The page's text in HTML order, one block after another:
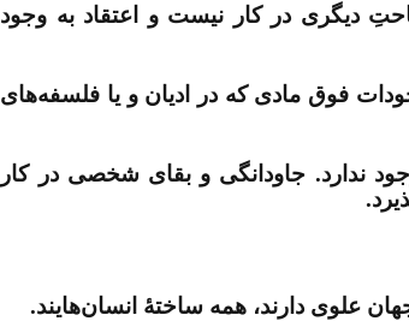
دیگری در کار نیست و اعتقاد به وجود
فوق مادی که در ادیان و یا فلسفه‌‏های
ندارد. جاودانگی و بقای شخصی در کار
.
.